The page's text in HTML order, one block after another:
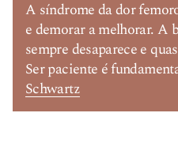
A síndrome da dor
e demorar a melhorar. A
sempre desaparece e
Ser paciente é
Schwartz